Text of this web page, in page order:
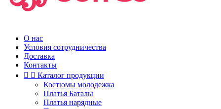
О нас
Условия сотрудничества
Доставка
Контакты
  Каталог продукции
Костюмы молодежка
Платья Баталы
Платья нарядные